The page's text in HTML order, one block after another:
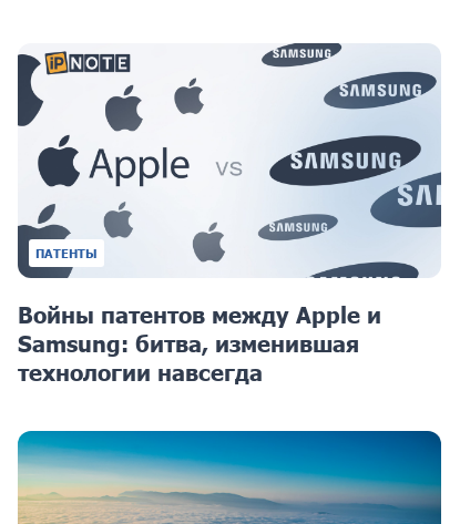
ПАТЕНТЫ
Войны патентов между Apple и
Samsung: битва, изменившая
технологии навсегда